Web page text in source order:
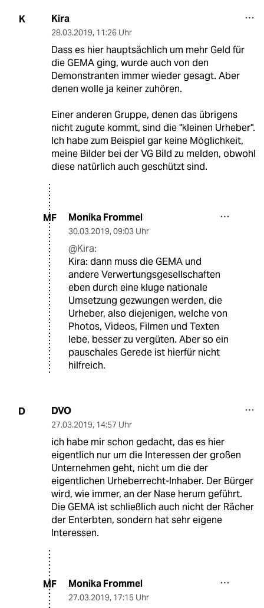
K Kira
28.03.2019, 11:26 Uhr
Dass es hier hauptsächlich um mehr Geld für
die GEMA ging, wurde auch von den
Demonstranten immer wieder gesagt. Aber
denen wolle ja keiner zuhören.
Einer anderen Gruppe, denen das übrigens
nicht zugute kommt, sind die "kleinen Urheber".
Ich habe zum Beispiel gar keine Möglichkeit,
meine Bilder bei der VG Bild zu melden, obwohl
diese natürlich auch geschützt sind.
MF Monika Frommel
30.03.2019, 09:03 Uhr
@Kira:
Kira: dann muss die GEMA und
andere Verwertungsgesellschaften
eben durch eine kluge nationale
Umsetzung gezwungen werden, die
Urheber, also diejenigen, welche von
Photos, Videos, Filmen und Texten
lebe, besser zu vergüten. Aber so ein
pauschales Gerede ist hierfür nicht
hilfreich.
D DVO
27.03.2019, 14:57 Uhr
ich habe mir schon gedacht, das es hier
eigentlich nur um die Interessen der großen
Unternehmen geht, nicht um die der
eigentlichen Urheberrecht-Inhaber. Der Bürger
wird, wie immer, an der Nase herum geführt.
Die GEMA ist schließlich auch nicht der Rächer
der Enterbten, sondern hat sehr eigene
Interessen.
MF Monika Frommel
27.03.2019, 17:15 Uhr